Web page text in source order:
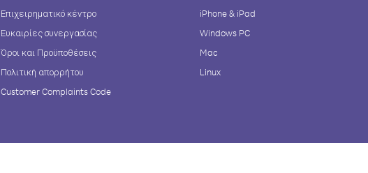
Επιχειρηματικό κέντρο
Ευκαιρίες συνεργασίας
Όροι και Προϋποθέσεις
Πολιτική απορρήτου
Customer Complaints Code
iPhone & iPad
Windows PC
Mac
Linux